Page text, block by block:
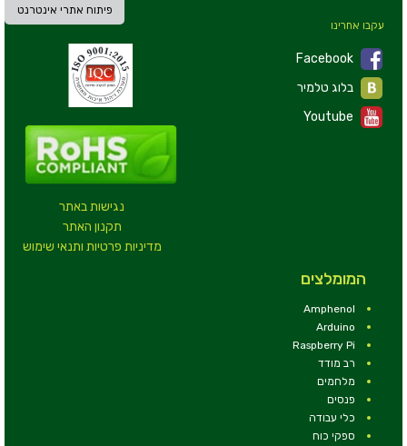
פיתוח אתרי אינטרנט
נגישות באתר
תקנון האתר
מדיניות פרטיות ותנאי שימוש
עקבו אחרינו
Facebook
Youtube
המומלצים
Amphenol
Arduino
Raspberry Pi
רב מודד
מלחמים
פנסים
כלי עבודה
ספקי כוח